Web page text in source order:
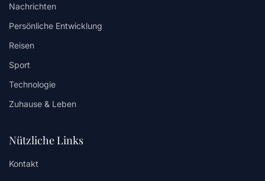
Nachrichten
Persönliche Entwicklung
Reisen
Sport
Technologie
Zuhause & Leben
Nützliche Links
Kontakt